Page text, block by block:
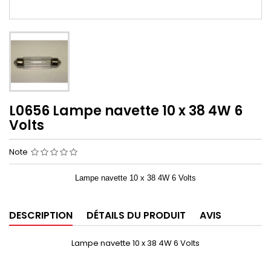
L0656 Lampe navette 10 x 38 4W 6
Volts
Note
Lampe navette 10 x 38 4W 6 Volts
DESCRIPTION DÉTAILS DU PRODUIT AVIS
Lampe navette 10 x 38 4W 6 Volts